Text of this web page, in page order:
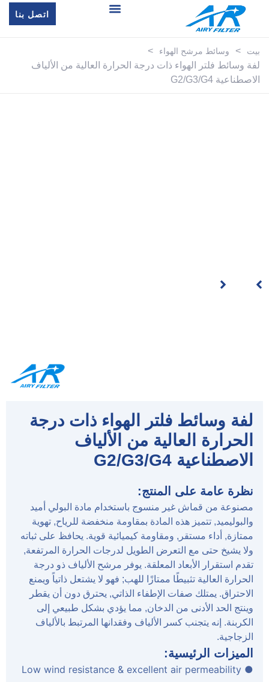
اتصل بنا
بيت > وسائط مرشح الهواء
>
لفة وسائط فلتر الهواء ذات درجة الحرارة العالية من الألياف
الاصطناعية G2/G3/G4
لفة وسائط فلتر الهواء ذات درجة
الحرارة العالية من الألياف
الاصطناعية G2/G3/G4
نظرة عامة على المنتج:
مصنوعة من قماش غير منسوج باستخدام مادة البولي أميد
والبوليميد, تتميز هذه المادة بمقاومة منخفضة للرياح, تهوية
ممتازة, أداء مستقر, ومقاومة كيميائية قوية. يحافظ على ثباته
ولا يشيخ حتى مع التعرض الطويل لدرجات الحرارة المرتفعة,
تقدم استقرار الأبعاد المعلقة. يوفر مرشح الألياف ذو درجة
الحرارة العالية تثبيطًا ممتازًا للهب; فهو لا يشتعل ذاتياً ويمنع
الاحتراق. يمتلك صفات الإطفاء الذاتي, يحترق دون أن يقطر
وينتج الحد الأدنى من الدخان, مما يؤدي بشكل طبيعي إلى
الكربنة. إنه يتجنب كسر الألياف وفقدانها المرتبط بالألياف
الزجاجية.
الميزات الرئيسية:
● Low wind resistance & excellent air permeability